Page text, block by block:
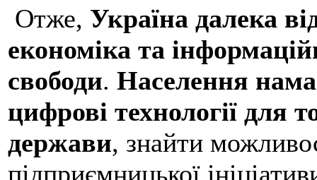
Отже, Україна далека
економіка та
свободи. Населення
цифрові технології для
держави, знайти
підприємницької